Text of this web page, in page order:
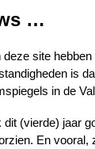
…
site
is
in de
(vierde) jaar
En